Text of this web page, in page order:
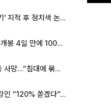
김희철, '뒤집힌 태극기' 지적 후 정치색 논란…"좌우 떠나 우리나라 국기"
놀란 감독 '오디세이', 개봉 4일 만에 100만 돌파⋯'왕사남' 보다 빠르다
천안 교회서 11세 아동 사망…“침대에 묶여 있었다” 진술 확보
AT마드리드 ‘7번’ 이강인 “120% 쏟겠다”⋯시메오네 감독 “필요한 선수”